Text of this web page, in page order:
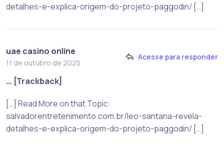
detalhes-e-explica-origem-do-projeto-paggodin/ […]
uae casino online
11 de outubro de 2025
Acesse para responder
… [Trackback]
[…] Read More on that Topic:
salvadorentretenimento.com.br/leo-santana-revela-
detalhes-e-explica-origem-do-projeto-paggodin/ […]